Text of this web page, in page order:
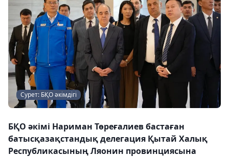
Сурет: БҚО әкімдігі
БҚО әкімі Нариман Төреғалиев бастаған
батысқазақстандық делегация Қытай Халық
Республикасының Ляонин провинциясына